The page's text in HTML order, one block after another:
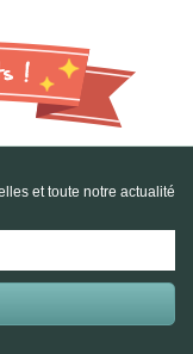
et toute notre actualité